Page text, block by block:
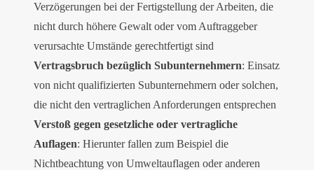
Verzögerungen bei der Fertigstellung der Arbeiten, die
nicht durch höhere Gewalt oder vom Auftraggeber
verursachte Umstände gerechtfertigt sind
Vertragsbruch bezüglich Subunternehmern: Einsatz
von nicht qualifizierten Subunternehmern oder solchen,
die nicht den vertraglichen Anforderungen entsprechen
Verstoß gegen gesetzliche oder vertragliche
Auflagen: Hierunter fallen zum Beispiel die
Nichtbeachtung von Umweltauflagen oder anderen